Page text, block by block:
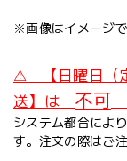
※画像はイメージで
⚠ 【日曜日（
送】は 不可
システム都合によ
す。注文の際はご